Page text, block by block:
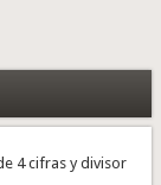
4 cifras y divisor